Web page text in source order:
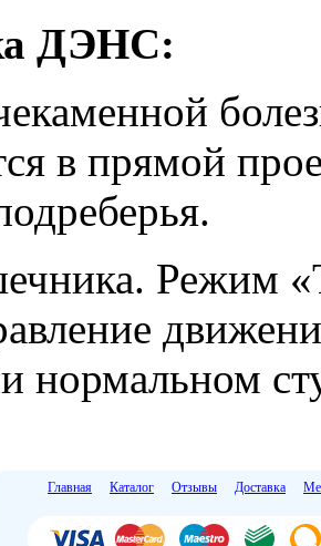
ДЭНС:
в прямой
Режим
нормальном
Главная Каталог Отзывы Доставка